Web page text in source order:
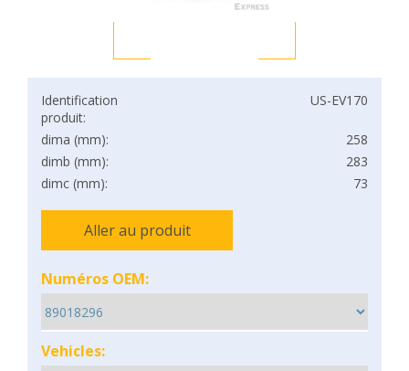
Identification
produit:
US-EV170
dima (mm):
258
dimb (mm):
283
dimc (mm):
73
Aller au produit
Numéros OEM:
Vehicles: